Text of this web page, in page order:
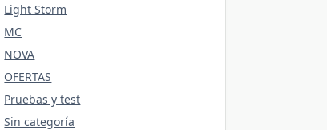
Light Storm
MC
NOVA
OFERTAS
Pruebas y test
Sin categoría